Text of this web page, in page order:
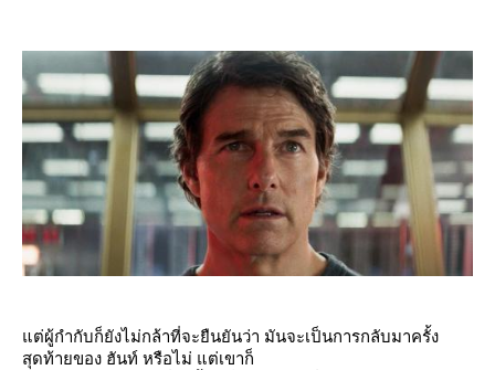
ต่ผู้กำกับก็ยังไม่กล้าที่จะยืนยันว่า มันจะเป็นการกลับมาครั้ง
สุดท้ายของ ฮันท์ หรือไม่ แต่เขาก็